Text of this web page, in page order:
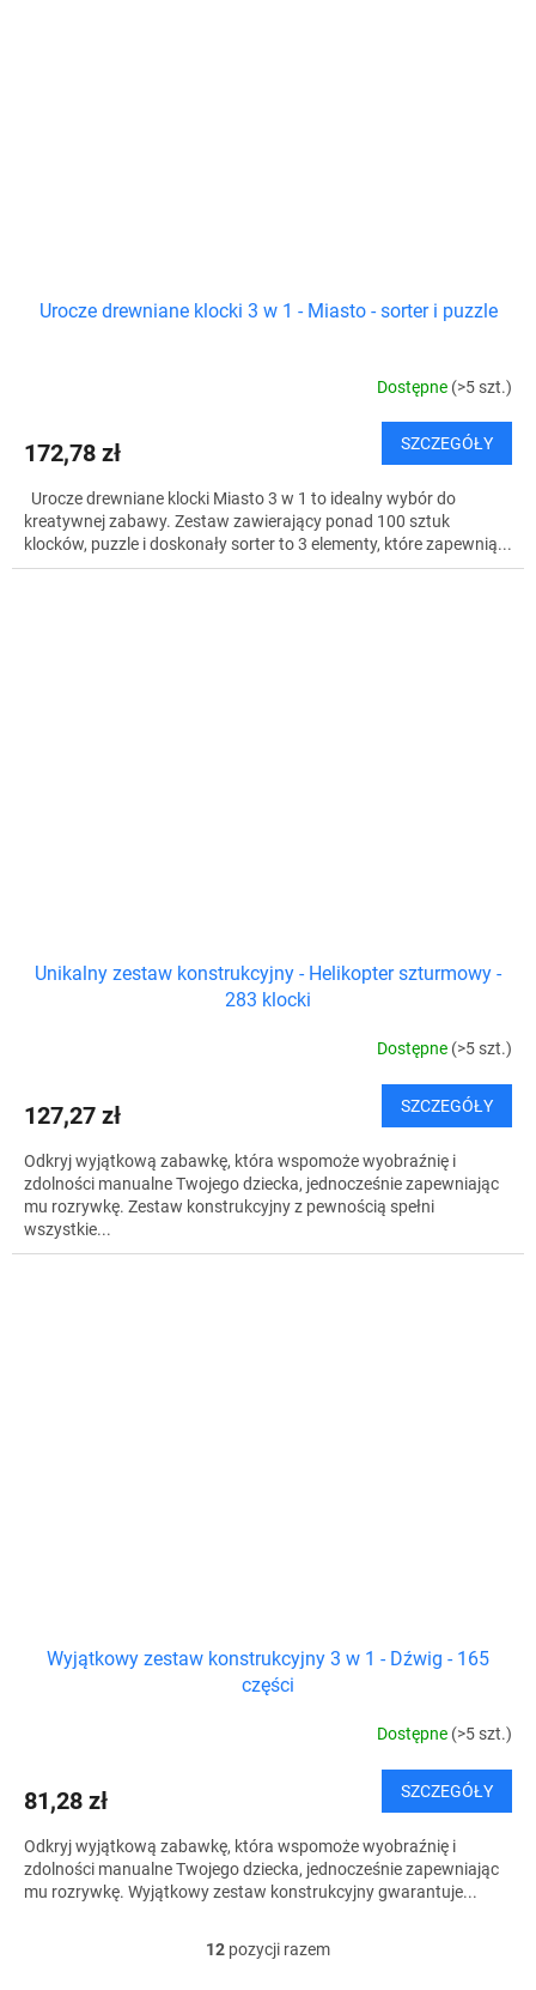
Urocze drewniane klocki 3 w 1 - Miasto - sorter i puzzle
Dostępne (>5 szt.)
172,78 zł SZCZEGÓŁY
Urocze drewniane klocki Miasto 3 w 1 to idealny wybór do
kreatywnej zabawy. Zestaw zawierający ponad 100 sztuk
klocków, puzzle i doskonały sorter to 3 elementy, które zapewnią...
Unikalny zestaw konstrukcyjny - Helikopter szturmowy -
283 klocki
Dostępne (>5 szt.)
127,27 zł SZCZEGÓŁY
Odkryj wyjątkową zabawkę, która wspomoże wyobraźnię i
zdolności manualne Twojego dziecka, jednocześnie zapewniając
mu rozrywkę. Zestaw konstrukcyjny z pewnością spełni
wszystkie...
Wyjątkowy zestaw konstrukcyjny 3 w 1 - Dźwig - 165
części
Dostępne (>5 szt.)
81,28 zł SZCZEGÓŁY
Odkryj wyjątkową zabawkę, która wspomoże wyobraźnię i
zdolności manualne Twojego dziecka, jednocześnie zapewniając
mu rozrywkę. Wyjątkowy zestaw konstrukcyjny gwarantuje...
K
12 pozycji razem